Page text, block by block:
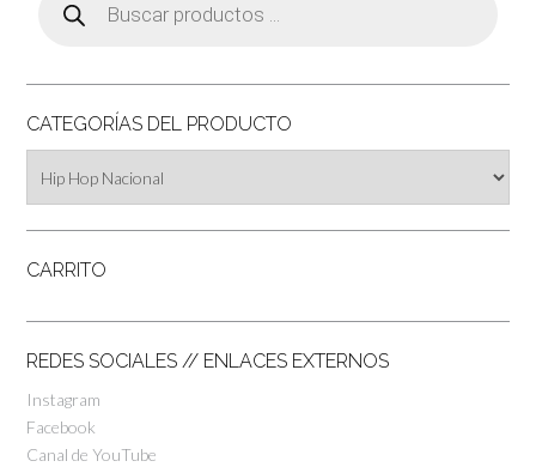
productos
CATEGORÍAS DEL PRODUCTO
CARRITO
REDES SOCIALES // ENLACES EXTERNOS
Instagram
Facebook
Canal de YouTube